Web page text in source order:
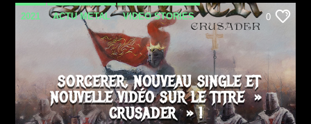
2021 ACTU METAL VIDEO STORIES 0
SORCERER, NOUVEAU SINGLE ET
NOUVELLE VIDÉO SUR LE TITRE »
CRUSADER » !